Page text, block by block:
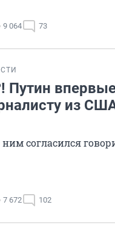
9 064 73
Путин
из
согласился
7 672 102